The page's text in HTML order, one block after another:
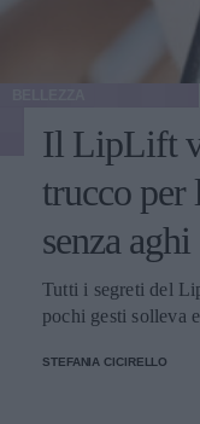
Il LipLift
trucco per
senza aghi
Tutti i segreti del
pochi gesti solleva
STEFANIA CICIRELLO